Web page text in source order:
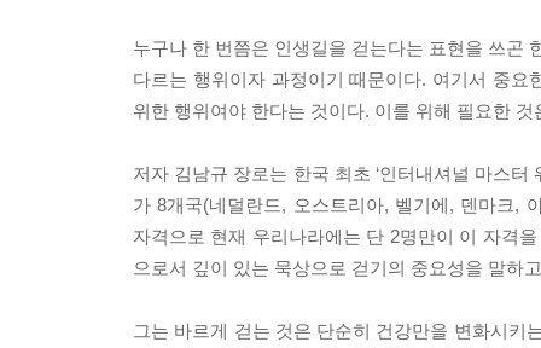
누구나 한 번쯤은 인생길을 걷는다는 표현을 쓰곤
다르는 행위이자 과정이기 때문이다. 여기서 중요
위한 행위여야 한다는 것이다. 이를 위해 필요한 것
저자 김남규 장로는 한국 최초 ‘인터내셔널 마스
가 8개국(네덜란드, 오스트리아, 벨기에, 덴마크,
자격으로 현재 우리나라에는 단 2명만이 이 자격
으로서 깊이 있는 묵상으로 걷기의 중요성을 말하
그는 바르게 걷는 것은 단순히 건강만을 변화시키